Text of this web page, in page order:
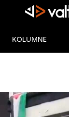
KOLUMNE